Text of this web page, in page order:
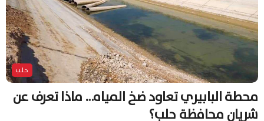
حلب
محطة البابيري تعاود ضخ المياه… ماذا تعرف عن
شريان محافظة حلب؟